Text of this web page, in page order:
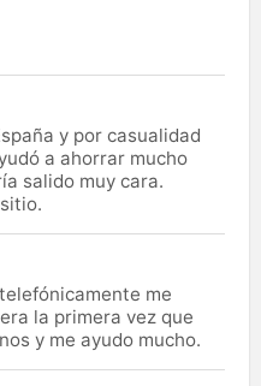
y por casualidad
a ahorrar mucho
salido muy cara.
me
la primera vez que
y me ayudo mucho.